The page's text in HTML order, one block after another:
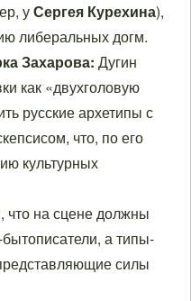
уСергея Курехина),
либеральных догм.
Захарова: Дугин
как «двухголовую
русские архетипы с
что, по его
культурных
что на сцене должны
а типы-
силы